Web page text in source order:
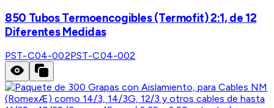
850 Tubos Termoencogibles (Termofit) 2:1, de 12
Diferentes Medidas
PST-C04-002PST-C04-002